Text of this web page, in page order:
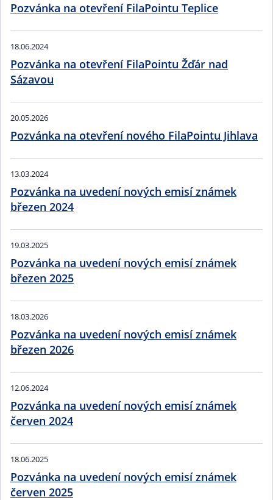
Pozvánka na otevření FilaPointu Teplice
18.06.2024
Pozvánka na otevření FilaPointu Žďár nad
Sázavou
20.05.2026
Pozvánka na otevření nového FilaPointu Jihlava
13.03.2024
Pozvánka na uvedení nových emisí známek
březen 2024
19.03.2025
Pozvánka na uvedení nových emisí známek
březen 2025
18.03.2026
Pozvánka na uvedení nových emisí známek
březen 2026
12.06.2024
Pozvánka na uvedení nových emisí známek
červen 2024
18.06.2025
Pozvánka na uvedení nových emisí známek
červen 2025